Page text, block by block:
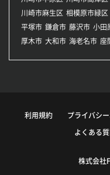
川崎市麻生区 相模原市緑区
平塚市 鎌倉市 藤沢市 小田
厚木市 大和市 海老名市 座
利用規約 プライバシ
よくある質
株式会社